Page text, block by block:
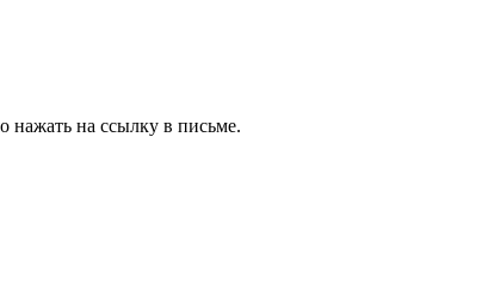
нажать на ссылку в письме.